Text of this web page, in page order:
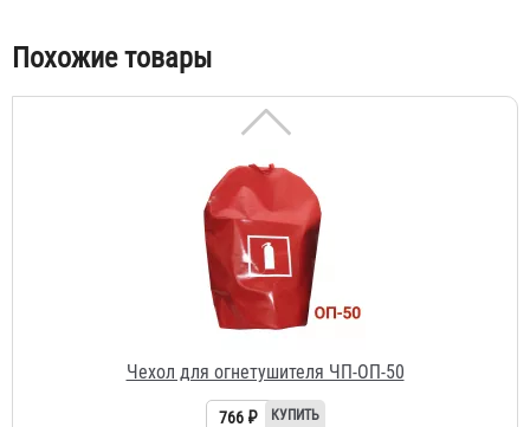
Табы
Похожие товары
Чехол для огнетушителя ЧП-ОП-50
766 ₽